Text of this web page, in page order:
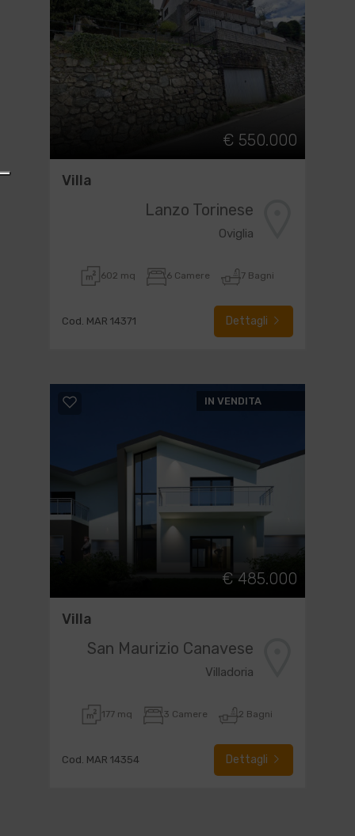
€ 550.000
Villa
Lanzo Torinese
Oviglia
602 mq 6 Camere 7 Bagni
Cod. MAR 14371 Dettagli
IN VENDITA
€ 485.000
Villa
San Maurizio Canavese
Villadoria
177 mq 3 Camere 2 Bagni
Cod. MAR 14354 Dettagli